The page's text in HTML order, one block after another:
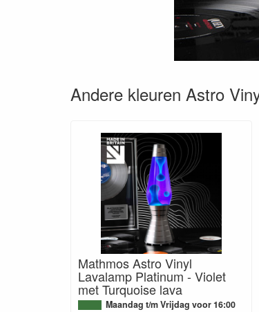
Andere kleuren Astro
Mathmos Astro Vinyl
Lavalamp Platinum - Violet
met Turquoise lava
Maandag t/m Vrijdag voor 16:00